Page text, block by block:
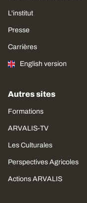
L'institut
Presse
Carrières
English version
Autres sites
Formations
ARVALIS-TV
Les Culturales
Perspectives Agricoles
Actions ARVALIS